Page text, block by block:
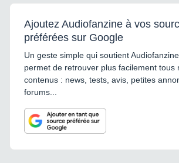
Ajoutez Audiofanzine à vos
préférées sur Google
Un geste simple qui soutient
permet de retrouver plus facilement tous
contenus : news, tests, avis, petites
forums...